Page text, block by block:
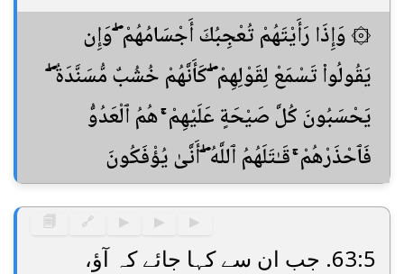
۞ وَإِذَا رَأَيْتَهُمْ تُعْجِبُكَ أَجْسَامُهُمْ ۖ وَإِن
يَقُولُوا۟ تَسْمَعْ لِقَوْلِهِمْ ۖ كَأَنَّهُمْ خُشُبٌ مُّسَنَّدَةٌ ۖ
يَحْسَبُونَ كُلَّ صَيْحَةٍ عَلَيْهِمْ ۚ هُمُ ٱلْعَدُوُّ
فَٱحْذَرْهُمْ ۚ قَـٰتَلَهُمُ ٱللَّهُ ۖ أَنَّىٰ يُؤْفَكُونَ
▶
▶
▶
🔗
🗐
63:5. جب ان سے کہا جائے کہ آؤ،